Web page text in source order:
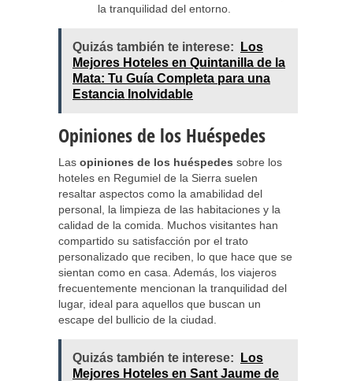
la tranquilidad del entorno.
Quizás también te interese:
Los
Mejores Hoteles en Quintanilla de la
Mata: Tu Guía Completa para una
Estancia Inolvidable
Opiniones de los Huéspedes
Las opiniones de los huéspedes sobre los
hoteles en Regumiel de la Sierra suelen
resaltar aspectos como la amabilidad del
personal, la limpieza de las habitaciones y la
calidad de la comida. Muchos visitantes han
compartido su satisfacción por el trato
personalizado que reciben, lo que hace que se
sientan como en casa. Además, los viajeros
frecuentemente mencionan la tranquilidad del
lugar, ideal para aquellos que buscan un
escape del bullicio de la ciudad.
Quizás también te interese:
Los
Mejores Hoteles en Sant Jaume de